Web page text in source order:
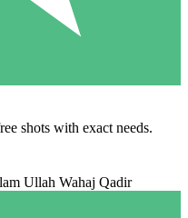
shots with exact needs.
Ullah Wahaj Qadir